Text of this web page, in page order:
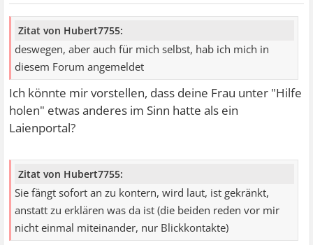
Zitat von Hubert7755:
deswegen, aber auch für mich selbst, hab ich mich in
diesem Forum angemeldet
Ich könnte mir vorstellen, dass deine Frau unter "Hilfe
holen" etwas anderes im Sinn hatte als ein
Laienportal?
Zitat von Hubert7755:
Sie fängt sofort an zu kontern, wird laut, ist gekränkt,
anstatt zu erklären was da ist (die beiden reden vor mir
nicht einmal miteinander, nur Blickkontakte)